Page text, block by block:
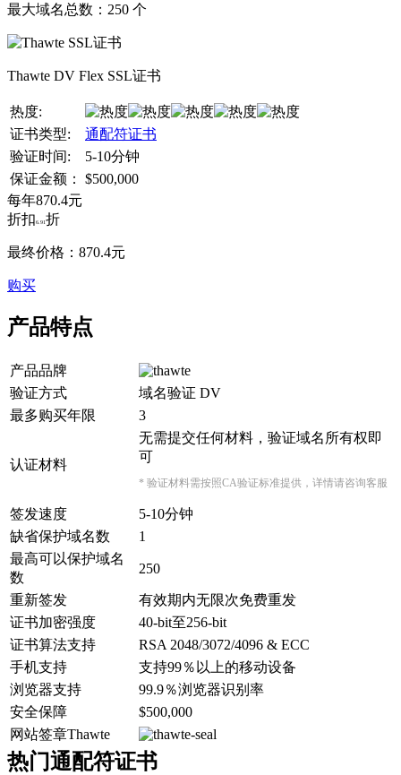
最大域名总数： 250 个
Thawte DV Flex SSL证书
热度:
证书类型:
通配符证书
验证时间:
5-10分钟
保证金额：
$500,000
每年870.4元
折扣6.91折
最终价格： 870.4元
购买
产品特点
产品品牌
验证方式
域名验证 DV
最多购买年限
3
认证材料
无需提交任何材料，验证域名所有权即
可
* 验证材料需按照CA验证标准提供，详情请咨询客服
签发速度
5-10分钟
缺省保护域名数
1
最高可以保护域名
数
250
重新签发
有效期内无限次免费重发
证书加密强度
40-bit至256-bit
证书算法支持
RSA 2048/3072/4096 & ECC
手机支持
支持99％以上的移动设备
浏览器支持
99.9％浏览器识别率
安全保障
$500,000
网站签章Thawte
热门通配符证书